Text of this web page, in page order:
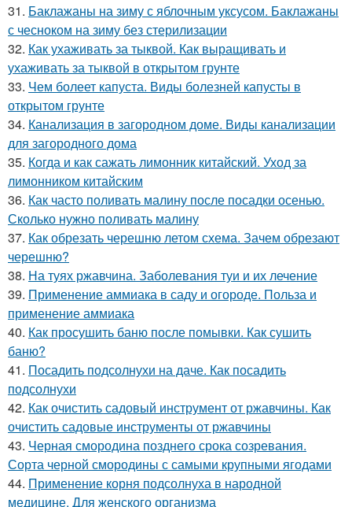
31. Баклажаны на зиму с яблочным уксусом. Баклажаны
с чесноком на зиму без стерилизации
32. Как ухаживать за тыквой. Как выращивать и
ухаживать за тыквой в открытом грунте
33. Чем болеет капуста. Виды болезней капусты в
открытом грунте
34. Канализация в загородном доме. Виды канализации
для загородного дома
35. Когда и как сажать лимонник китайский. Уход за
лимонником китайским
36. Как часто поливать малину после посадки осенью.
Сколько нужно поливать малину
37. Как обрезать черешню летом схема. Зачем обрезают
черешню?
38. На туях ржавчина. Заболевания туи и их лечение
39. Применение аммиака в саду и огороде. Польза и
применение аммиака
40. Как просушить баню после помывки. Как сушить
баню?
41. Посадить подсолнухи на даче. Как посадить
подсолнухи
42. Как очистить садовый инструмент от ржавчины. Как
очистить садовые инструменты от ржавчины
43. Черная смородина позднего срока созревания.
Сорта черной смородины с самыми крупными ягодами
44. Применение корня подсолнуха в народной
медицине. Для женского организма